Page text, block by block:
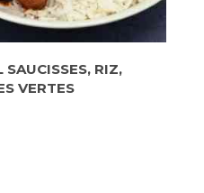
SAUCISSES, RIZ,
VERTES